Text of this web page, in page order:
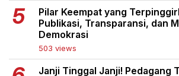
Pilar Keempat yang
Publikasi, Transparansi, dan
Demokrasi
503 views
Janji Tinggal Janji! Pedagang